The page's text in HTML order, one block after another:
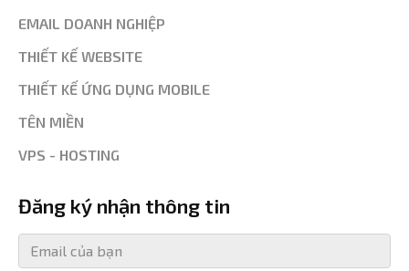
EMAIL DOANH NGHIỆP
THIẾT KẾ WEBSITE
THIẾT KẾ ỨNG DỤNG MOBILE
TÊN MIỀN
VPS - HOSTING
Đăng ký nhận thông tin